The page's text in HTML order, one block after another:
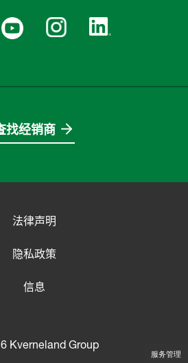
找经销商
法律声明
隐私政策
信息
Kverneland Group
服务管理